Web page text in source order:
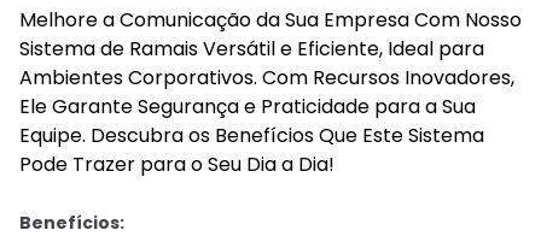
Melhore a Comunicação da Sua Empresa Com Nosso
Sistema de Ramais Versátil e Eficiente, Ideal para
Ambientes Corporativos. Com Recursos Inovadores,
Ele Garante Segurança e Praticidade para a Sua
Equipe. Descubra os Benefícios Que Este Sistema
Pode Trazer para o Seu Dia a Dia!
Benefícios: